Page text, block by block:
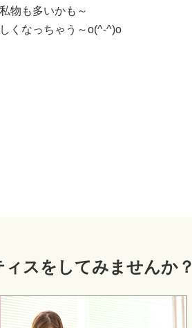
物も多いかも～
くなっちゃう～o(^-^)o
ィスをしてみませんか？